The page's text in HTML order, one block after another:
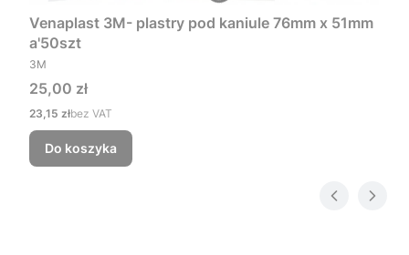
Venaplast 3M- plastry pod kaniule 76mm x 51mm
a'50szt
PRODUCENT
3M
Cena
25,00 zł
Cena
23,15 złbez VAT
Do koszyka